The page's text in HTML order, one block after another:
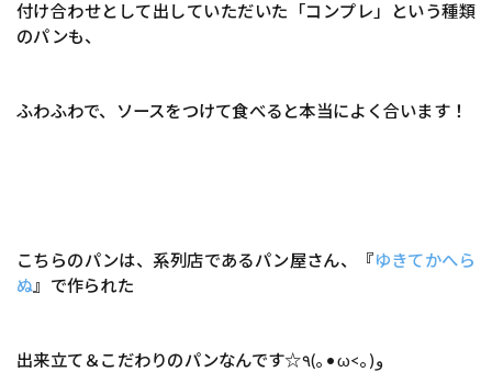
付け合わせとして出していただいた「コンプレ」という種類
のパンも、
ふわふわで、ソースをつけて食べると本当によく合います！
こちらのパンは、系列店であるパン屋さん、『ゆきてかへら
ぬ』で作られた
出来立て＆こだわりのパンなんです☆٩(｡•ω<｡)و